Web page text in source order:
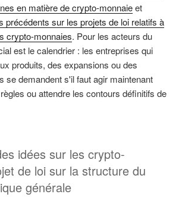
en matière de crypto-monnaieet
précédents sur les projets de loi relatifs à
crypto-monnaies. Pour les acteurs du
est le calendrier : les entreprises qui
produits, des expansions ou des
se demandent s'il faut agir maintenant
ou attendre les contours définitifs de
idées sur les crypto-
de loi sur la structure du
générale